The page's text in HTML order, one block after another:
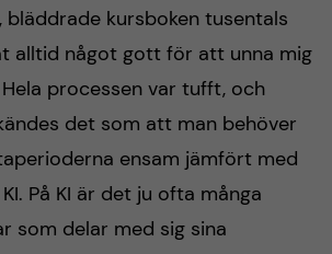
kursboken tusentals
alltid något gott för att unna mig
processen var tufft, och
det som att man behöver
ensam jämfört med
På KI är det ju ofta många
som delar med sig sina